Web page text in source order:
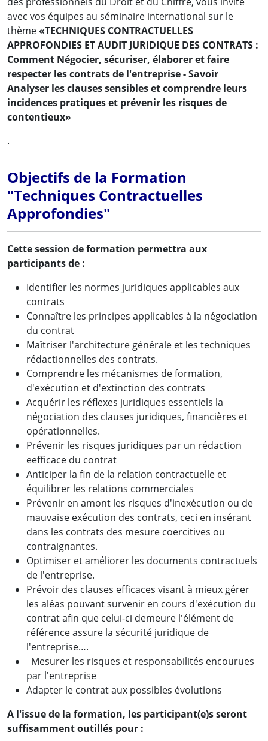
avec vos équipes au séminaire international sur le
thème«TECHNIQUES CONTRACTUELLES
APPROFONDIES ET AUDIT JURIDIQUE DES CONTRATS :
Comment Négocier, sécuriser, élaborer et faire
respecter les contrats de l'entreprise - Savoir
Analyser les clauses sensibles et comprendre leurs
incidences pratiques et prévenir les risques de
contentieux»
.
Objectifs de la Formation
"Techniques Contractuelles
Approfondies"
Cette session de formation permettra aux
participants de :
Identifier les normes juridiques applicables aux
contrats
Connaître les principes applicables à la négociation
du contrat
Maîtriser l'architecture générale et les techniques
rédactionnelles des contrats.
Comprendre les mécanismes de formation,
d'exécution et d'extinction des contrats
Acquérir les réflexes juridiques essentiels la
négociation des clauses juridiques, financières et
opérationnelles.
Prévenir les risques juridiques par un rédaction
eefficace du contrat
Anticiper la fin de la relation contractuelle et
équilibrer les relations commerciales
Prévenir en amont les risques d'inexécution ou de
mauvaise exécution des contrats, ceci en insérant
dans les contrats des mesure coercitives ou
contraignantes.
Optimiser et améliorer les documents contractuels
de l'entreprise.
Prévoir des clauses efficaces visant à mieux gérer
les aléas pouvant survenir en cours d'exécution du
contrat afin que celui-ci demeure l'élément de
référence assure la sécurité juridique de
l'entreprise….
Mesurer les risques et responsabilités encourues
par l'entreprise
Adapter le contrat aux possibles évolutions
A l'issue de la formation, les participant(e)s seront
suffisamment outillés pour :